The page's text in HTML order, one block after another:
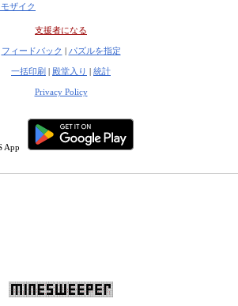
ザイク
支援者になる
フィードバック | パズルを指定
一括印刷 | 殿堂入り | 統計
Privacy Policy
App